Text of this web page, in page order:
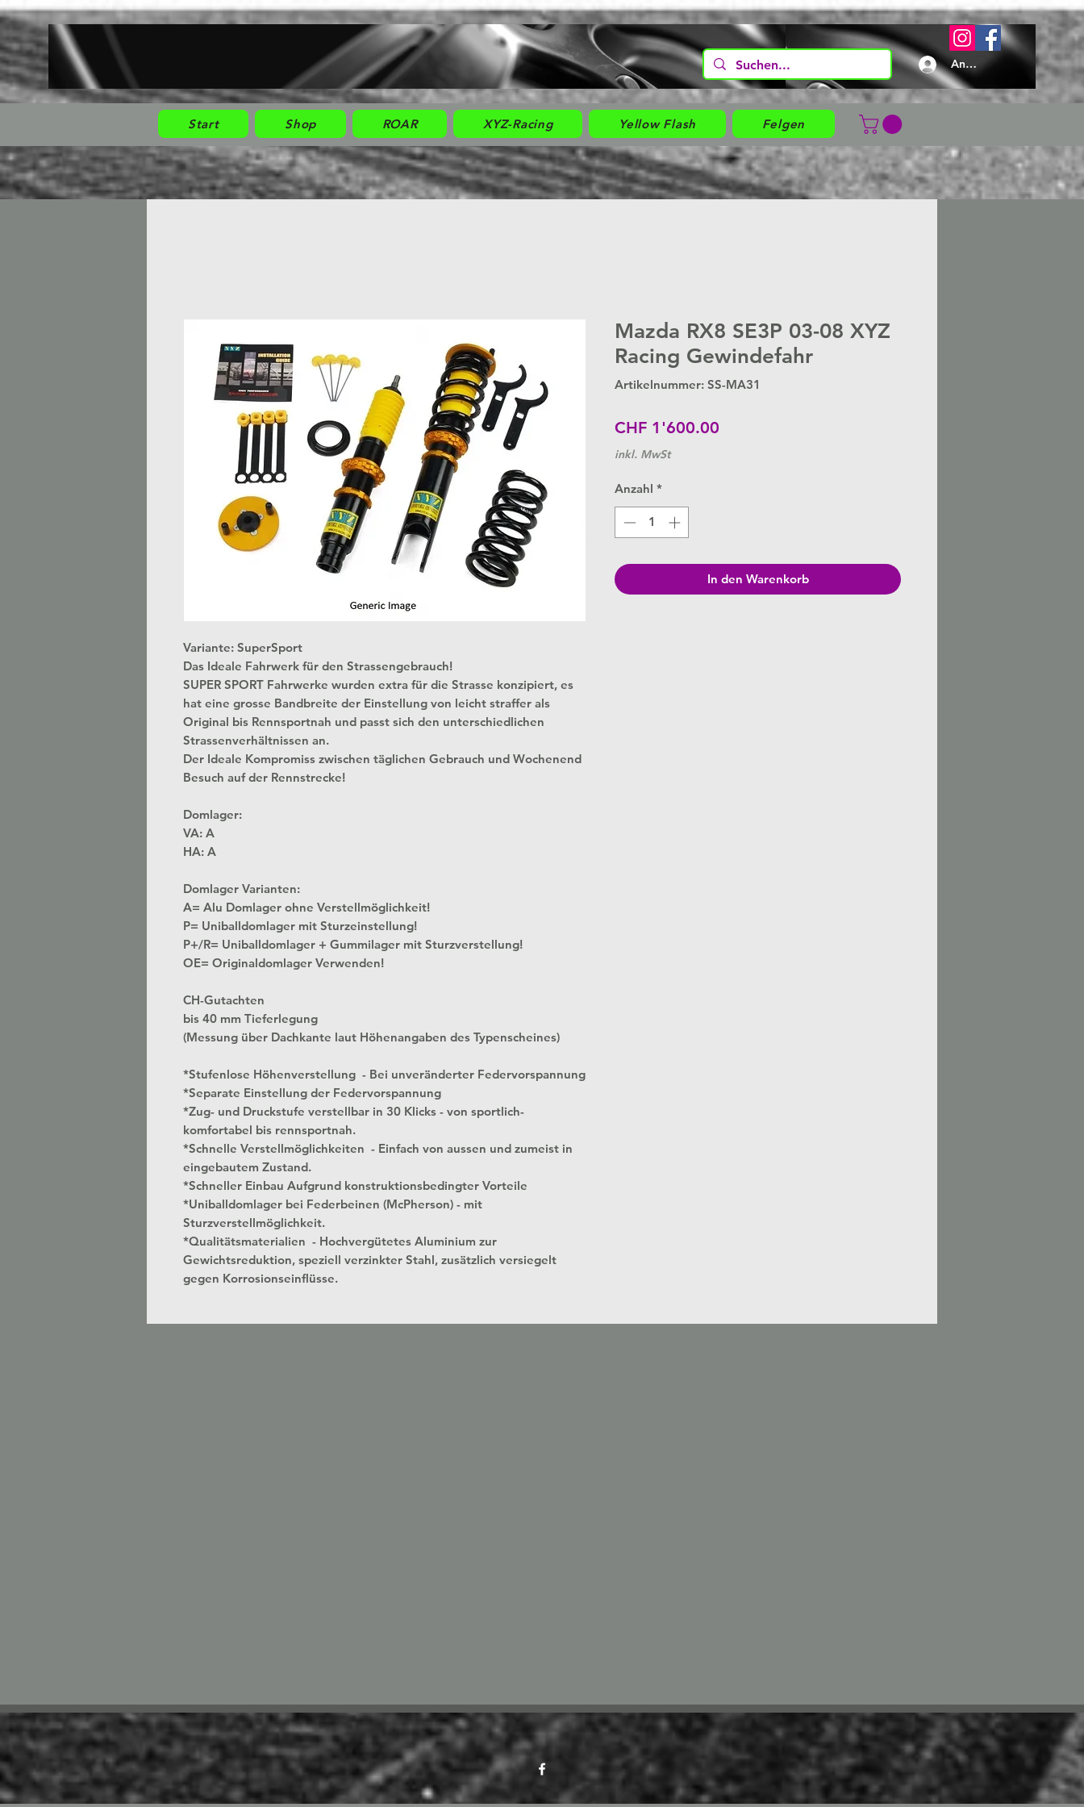
Anmelden
Start Shop ROAR XYZ-Racing Yellow Flash Felgen
Variante: SuperSport
Das Ideale Fahrwerk für den Strassengebrauch!
SUPER SPORT Fahrwerke wurden extra für die Strasse konzipiert, es
hat eine grosse Bandbreite der Einstellung von leicht straffer als
Original bis Rennsportnah und passt sich den unterschiedlichen
Strassenverhältnissen an.
Der Ideale Kompromiss zwischen täglichen Gebrauch und Wochenend
Besuch auf der Rennstrecke!
Domlager:
VA: A
HA: A
Domlager Varianten:
A= Alu Domlager ohne Verstellmöglichkeit!
P= Uniballdomlager mit Sturzeinstellung!
P+/R= Uniballdomlager + Gummilager mit Sturzverstellung!
OE= Originaldomlager Verwenden!
CH-Gutachten
bis 40 mm Tieferlegung
(Messung über Dachkante laut Höhenangaben des Typenscheines)
*Stufenlose Höhenverstellung - Bei unveränderter Federvorspannung
*Separate Einstellung der Federvorspannung
*Zug- und Druckstufe verstellbar in 30 Klicks - von sportlich-
komfortabel bis rennsportnah.
*Schnelle Verstellmöglichkeiten - Einfach von aussen und zumeist in
eingebautem Zustand.
*Schneller Einbau Aufgrund konstruktionsbedingter Vorteile
*Uniballdomlager bei Federbeinen (McPherson) - mit
Sturzverstellmöglichkeit.
*Qualitätsmaterialien - Hochvergütetes Aluminium zur
Gewichtsreduktion, speziell verzinkter Stahl, zusätzlich versiegelt
gegen Korrosionseinflüsse.
Mazda RX8 SE3P 03-08 XYZ
Racing Gewindefahr
Artikelnummer: SS-MA31
CHF 1'600.00
inkl. MwSt
Anzahl *
In den Warenkorb